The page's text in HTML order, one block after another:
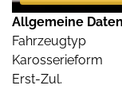
Allgemeine
Fahrzeugtyp
Karosserieform
Erst-Zul.